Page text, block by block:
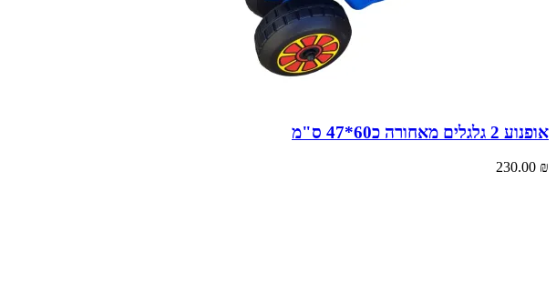
אופנוע 2 גלגלים מאחורה כ60*47 ס"מ
230.00 ₪